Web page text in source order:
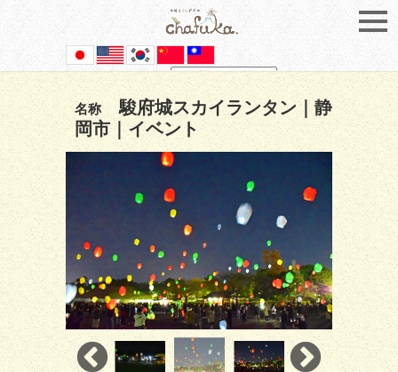
Powered by Translate
名称
駿府城スカイランタン｜静
岡市｜イベント